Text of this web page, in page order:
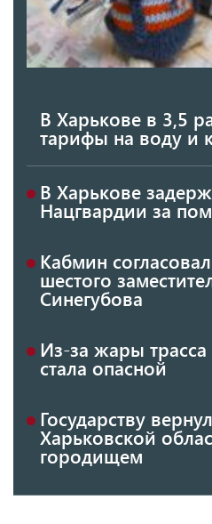
В Харькове в 3,5
тарифы на воду и
В Харькове
Нацгвардии за
Кабмин
шестого
Синегубова
Из-за жары
стала опасной
Государству
Харьковской
городищем